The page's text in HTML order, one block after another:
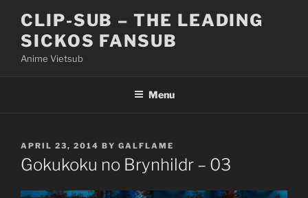
content
CLIP-SUB – THE LEADING
SICKOS FANSUB
Anime Vietsub
Menu
POSTED
ON
APRIL 23, 2014 BY GALFLAME
Gokukoku no Brynhildr – 03